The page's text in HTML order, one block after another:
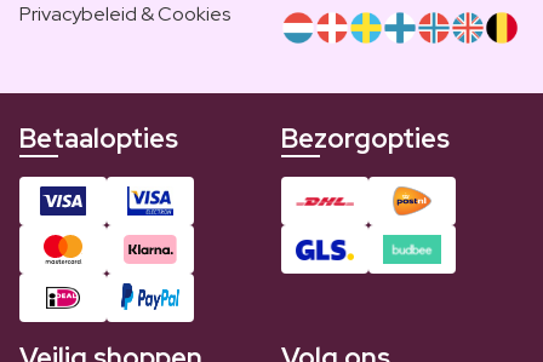
Privacybeleid & Cookies
Betaalopties Bezorgopties